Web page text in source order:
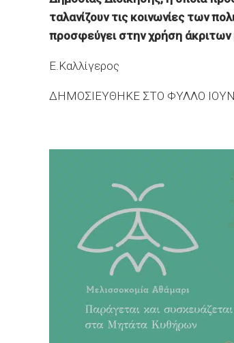
ταλανίζουν τις κοινωνίες των
προσφεύγει στην χρήση άκριτων
Ε.Καλλίγερος
ΔΗΜΟΣΙΕΥΘΗΚΕ ΣΤΟ ΦΥΛΛΟ